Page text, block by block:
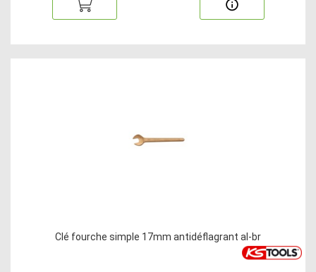
Clé fourche simple 17mm antidéflagrant al-br